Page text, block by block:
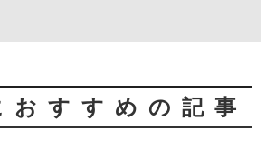
おすすめの記事